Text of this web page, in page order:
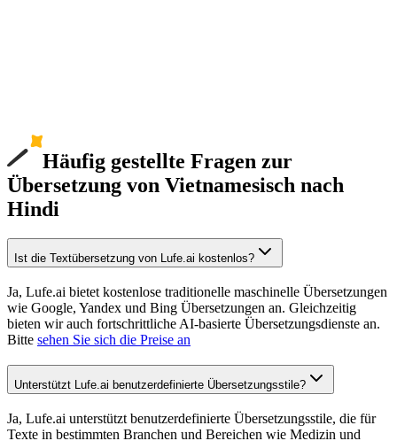
Häufig gestellte Fragen zur
Übersetzung von Vietnamesisch nach
Hindi
Ist die Textübersetzung von Lufe.ai kostenlos?
Ja, Lufe.ai bietet kostenlose traditionelle maschinelle Übersetzungen
wie Google, Yandex und Bing Übersetzungen an. Gleichzeitig
bieten wir auch fortschrittliche AI-basierte Übersetzungsdienste an.
Bitte sehen Sie sich die Preise an
Unterstützt Lufe.ai benutzerdefinierte Übersetzungsstile?
Ja, Lufe.ai unterstützt benutzerdefinierte Übersetzungsstile, die für
Texte in bestimmten Branchen und Bereichen wie Medizin und